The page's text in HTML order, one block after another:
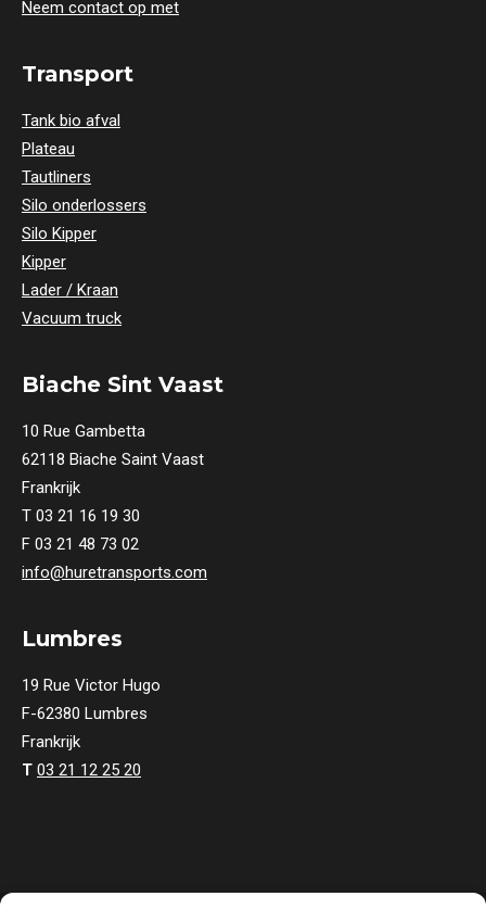
Neem contact op met
Transport
Tank bio afval
Plateau
Tautliners
Silo onderlossers
Silo Kipper
Kipper
Lader / Kraan
Vacuum truck
Biache Sint Vaast
10 Rue Gambetta
62118 Biache Saint Vaast
Frankrijk
T 03 21 16 19 30
F 03 21 48 73 02
info@huretransports.com
Lumbres
19 Rue Victor Hugo
F-62380 Lumbres
Frankrijk
T 03 21 12 25 20